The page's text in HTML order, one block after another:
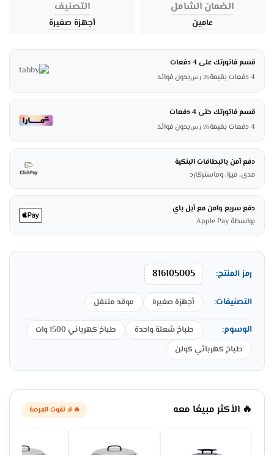
الضمان الشامل
عامين
التصنيف
أجهزة صغيرة
قسم فاتورتك على 4 دفعات
4 دفعات بقيمة
26 ر.سبدون فوائد
قسم فاتورتك حتى 4 دفعات
4 دفعات بقيمة
26 ر.سبدون فوائد
دفع آمن بالبطاقات البنكية
مدى، فيزا، وماستركارد
دفع سريع وآمن مع أبل باي
بواسطة Apple Pay
رمز المنتج: 816105005
التصنيفات: أجهزة صغيرة موقد متنقل
الوسوم: طباخ شعلة واحدة
طباخ كهربائي 1500 وات
طباخ كهربائي كولن
🔥 الأكثر مبيعًا معه 🔥 لا تفوت الفرصة